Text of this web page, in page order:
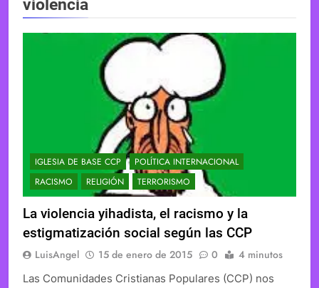
violencia
IGLESIA DE BASE CCP
POLÍTICA INTERNACIONAL
RACISMO
RELIGIÓN TERRORISMO
La violencia yihadista, el racismo y la
estigmatización social según las CCP
LuisAngel 15 de enero de 2015 0 4 minutos
Las Comunidades Cristianas Populares (CCP) nos